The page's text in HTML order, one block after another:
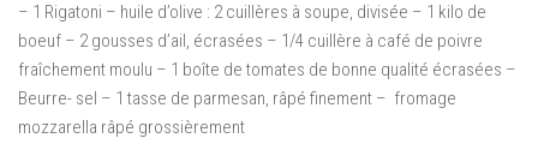
– 1 Rigatoni – huile d’olive : 2 cuillères à soupe, divisée – 1 kilo de
boeuf – 2 gousses d’ail, écrasées – 1/4 cuillère à café de poivre
fraîchement moulu – 1 boîte de tomates de bonne qualité écrasées –
Beurre- sel – 1 tasse de parmesan, râpé finement – fromage
mozzarella râpé grossièrement